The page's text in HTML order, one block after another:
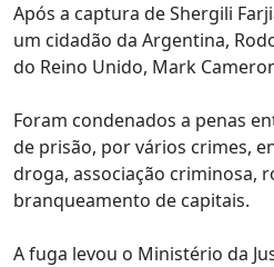
Após a captura de Shergili
um cidadão da Argentina,
do Reino Unido, Mark
Foram condenados a penas
de prisão, por vários crimes,
droga, associação criminosa,
branqueamento de capitais.
A fuga levou o Ministério da